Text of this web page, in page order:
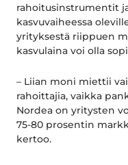
rahoitusinstrumentit
kasvuvaiheessa
yrityksestä riippuen
kasvulaina voi olla
– Liian moni miettii
rahoittajia, vaikka
Nordea on yritysten
75-80 prosentin
kertoo.